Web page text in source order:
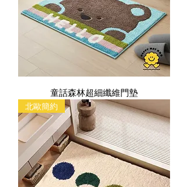
童話森林超細纖維門墊
北歐簡約